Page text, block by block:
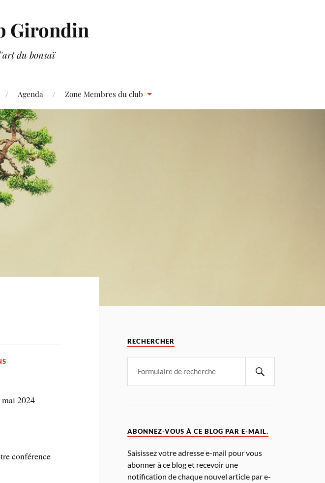
Girondin
du bonsaï
Agenda Zone Membres du club
2024
conférence
RECHERCHER
ABONNEZ-VOUS À CE BLOG PAR E-MAIL.
Saisissez votre adresse e-mail pour vous
abonner à ce blog et recevoir une
notification de chaque nouvel article par e-